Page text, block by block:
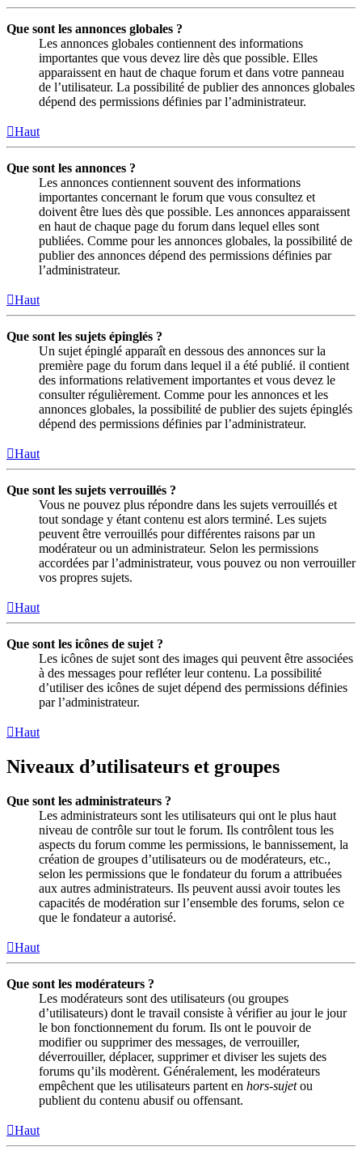
Que sont les annonces globales ?
Les annonces globales contiennent des informations
importantes que vous devez lire dès que possible. Elles
apparaissent en haut de chaque forum et dans votre panneau
de l’utilisateur. La possibilité de publier des annonces globales
dépend des permissions définies par l’administrateur.
Haut
Que sont les annonces ?
Les annonces contiennent souvent des informations
importantes concernant le forum que vous consultez et
doivent être lues dès que possible. Les annonces apparaissent
en haut de chaque page du forum dans lequel elles sont
publiées. Comme pour les annonces globales, la possibilité de
publier des annonces dépend des permissions définies par
l’administrateur.
Haut
Que sont les sujets épinglés ?
Un sujet épinglé apparaît en dessous des annonces sur la
première page du forum dans lequel il a été publié. il contient
des informations relativement importantes et vous devez le
consulter régulièrement. Comme pour les annonces et les
annonces globales, la possibilité de publier des sujets épinglés
dépend des permissions définies par l’administrateur.
Haut
Que sont les sujets verrouillés ?
Vous ne pouvez plus répondre dans les sujets verrouillés et
tout sondage y étant contenu est alors terminé. Les sujets
peuvent être verrouillés pour différentes raisons par un
modérateur ou un administrateur. Selon les permissions
accordées par l’administrateur, vous pouvez ou non verrouiller
vos propres sujets.
Haut
Que sont les icônes de sujet ?
Les icônes de sujet sont des images qui peuvent être associées
à des messages pour refléter leur contenu. La possibilité
d’utiliser des icônes de sujet dépend des permissions définies
par l’administrateur.
Haut
Niveaux d’utilisateurs et groupes
Que sont les administrateurs ?
Les administrateurs sont les utilisateurs qui ont le plus haut
niveau de contrôle sur tout le forum. Ils contrôlent tous les
aspects du forum comme les permissions, le bannissement, la
création de groupes d’utilisateurs ou de modérateurs, etc.,
selon les permissions que le fondateur du forum a attribuées
aux autres administrateurs. Ils peuvent aussi avoir toutes les
capacités de modération sur l’ensemble des forums, selon ce
que le fondateur a autorisé.
Haut
Que sont les modérateurs ?
Les modérateurs sont des utilisateurs (ou groupes
d’utilisateurs) dont le travail consiste à vérifier au jour le jour
le bon fonctionnement du forum. Ils ont le pouvoir de
modifier ou supprimer des messages, de verrouiller,
déverrouiller, déplacer, supprimer et diviser les sujets des
forums qu’ils modèrent. Généralement, les modérateurs
empêchent que les utilisateurs partent en hors-sujetou
publient du contenu abusif ou offensant.
Haut